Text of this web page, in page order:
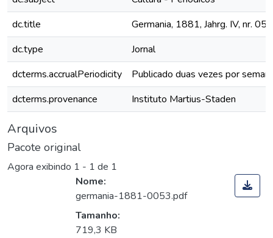
dc.title
Germania, 1881, Jahrg. IV, nr. 053
dc.type
Jornal
dcterms.accrualPeriodicity
Publicado duas vezes por
dcterms.provenance
Instituto Martius-Staden
Arquivos
Pacote original
Agora exibindo 1 - 1 de 1
Nome:
germania-1881-0053.pdf
Tamanho:
719,3 KB